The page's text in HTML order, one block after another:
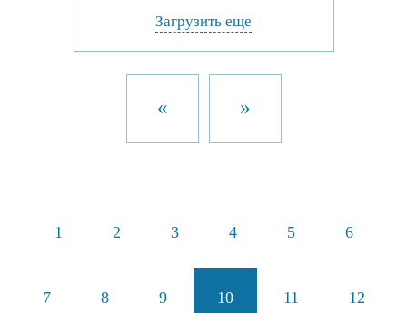
Загрузить еще
« »
1 2 3 4 5 6
7 8 9 10 11 12